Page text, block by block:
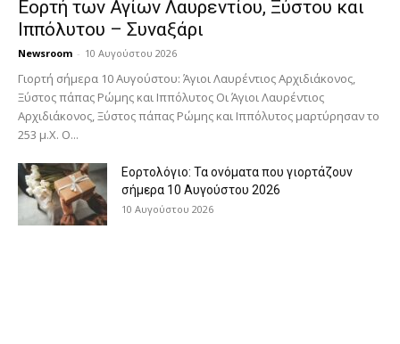
Εορτή των Αγίων Λαυρεντίου, Ξύστου και
Ιππόλυτου – Συναξάρι
Newsroom - 10 Αυγούστου 2026
Γιορτή σήμερα 10 Αυγούστου: Άγιοι Λαυρέντιος Αρχιδιάκονος,
Ξύστος πάπας Ρώμης και Ιππόλυτος Οι Άγιοι Λαυρέντιος
Αρχιδιάκονος, Ξύστος πάπας Ρώμης και Ιππόλυτος μαρτύρησαν το
253 μ.Χ. Ο...
Εορτολόγιο: Τα ονόματα που γιορτάζουν
σήμερα 10 Αυγούστου 2026
10 Αυγούστου 2026